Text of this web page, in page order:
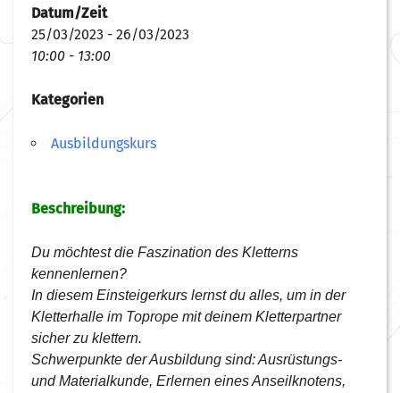
Datum/Zeit
25/03/2023 - 26/03/2023
10:00 - 13:00
Kategorien
Ausbildungskurs
Beschreibung:
Du möchtest die Faszination des Kletterns
kennenlernen?
In diesem Einsteigerkurs lernst du alles, um in der
Kletterhalle im Toprope mit deinem Kletterpartner
sicher zu klettern.
Schwerpunkte der Ausbildung sind: Ausrüstungs-
und Materialkunde, Erlernen eines Anseilknotens,